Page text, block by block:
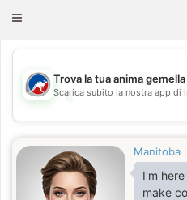
Toggle
💖
Trova la tua anima gemella
Scarica subito la nostra app di
Manitoba
I'm
make